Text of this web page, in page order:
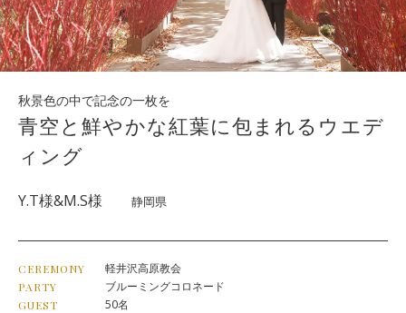
秋景色の中で記念の一枚を
青空と鮮やかな紅葉に包まれるウエデ
ィング
Y.T様&M.S様 静岡県
CEREMONY 軽井沢高原教会
PARTY ブルーミングコロネード
GUEST 50名